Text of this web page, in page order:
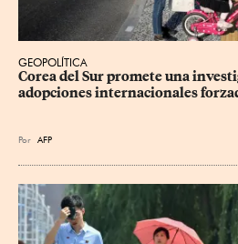
GEOPOLÍTICA
Corea del Sur promete una
adopciones internacionales
Por AFP